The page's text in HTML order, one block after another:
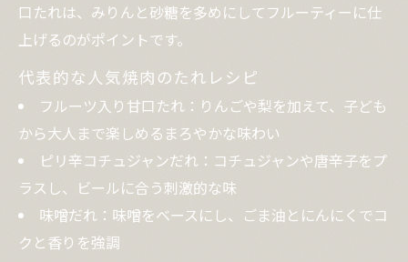
口たれは、みりんと砂糖を多めにしてフルーティーに仕
上げるのがポイントです。
代表的な人気焼肉のたれレシピ
フルーツ入り甘口たれ：りんごや梨を加えて、子ども
から大人まで楽しめるまろやかな味わい
ピリ辛コチュジャンだれ：コチュジャンや唐辛子をプ
ラスし、ビールに合う刺激的な味
味噌だれ：味噌をベースにし、ごま油とにんにくでコ
クと香りを強調